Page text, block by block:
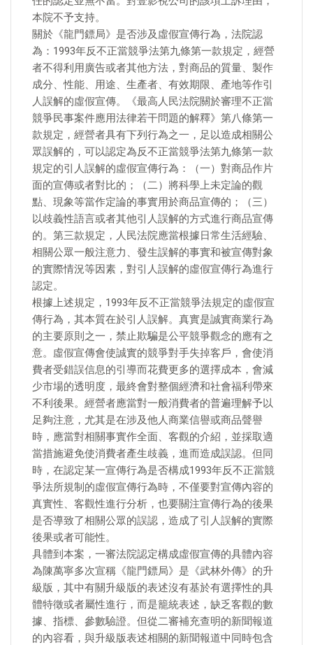
本院不予支持。
關於《龍門鏢局》是否涉及虛假宣傳行為，法院認
為：1993年反不正當競爭法第九條第一款規定，經營
者不得利用廣告或者其他方法，對商品的質量、製作
成分、性能、用途、生產者、有效期限、產地等作引
人誤解的虛假宣傳。《最高人民法院關於審理不正當
競爭民事案件應用法律若干問題的解釋》第八條第一
款規定，經營者具有下列行為之一，足以造成相關公
眾誤解的，可以認定為反不正當競爭法第九條第一款
規定的引人誤解的虛假宣傳行為：（一）對商品作片
面的宣傳或者對比的；（二）將科學上未定論的觀
點、現象等當作定論的事實用於商品宣傳的；（三）
以歧義性語言或者其他引人誤解的方式進行商品宣傳
的。第三款規定，人民法院應當根據日常生活經驗、
相關公眾一般注意力、發生誤解的事實和被宣傳對象
的實際情況等因素，對引人誤解的虛假宣傳行為進行
認定。
根據上述規定，1993年反不正當競爭法規定的虛假宣
傳行為，其本質在於引人誤解。真實是誠實商業行為
的主要原則之一，禁止欺騙是公平競爭觀念的應有之
意。虛假宣傳會使誠實的競爭對手失掉客戶，會使消
費者受錯誤信息的引導而花費更多的選擇成本，會減
少市場的透明度，最終會對整個經濟和社會福利帶來
不利後果。經營者應當對一般消費者的普遍理解予以
足夠注意，尤其是在涉及他人商業信譽或商品聲譽
時，應當對相關事實作全面、客觀的介紹，並採取適
當措施避免使消費者產生歧義，進而造成誤認。但同
時，在認定某一宣傳行為是否構成1993年反不正當競
爭法所規制的虛假宣傳行為時，不僅要對宣傳內容的
真實性、客觀性進行分析，也要關注宣傳行為的後果
是否導致了相關公眾的誤認，造成了引人誤解的實際
後果或者可能性。
具體到本案，一審法院認定構成虛假宣傳的具體內容
為陳萬寧多次宣稱《龍門鏢局》是《武林外傳》的升
級版，其中有關升級版的表述沒有基於有選擇性的具
體特徵或者屬性進行，而是籠統表述，缺乏客觀的數
據、指標、參數驗證。但從二審補充查明的新聞報道
的內容看，與升級版表述相關的新聞報道中同時包含